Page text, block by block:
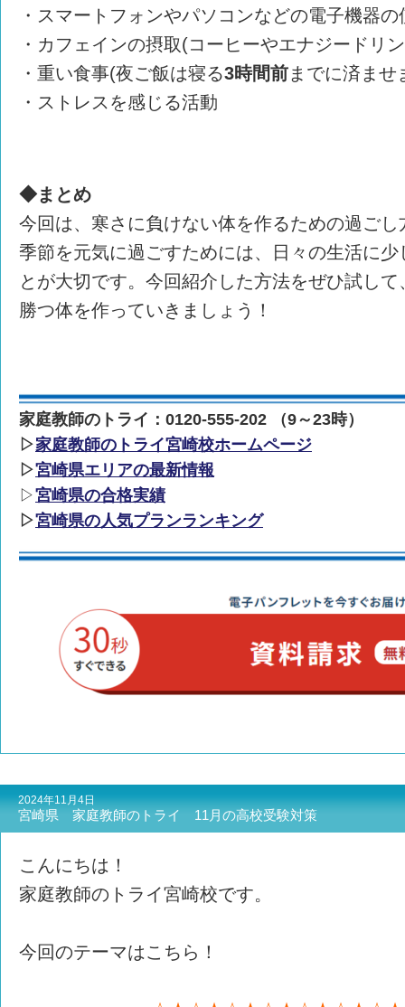
・スマートフォンやパソコンなどの電子機器の
・カフェインの摂取(コーヒーやエナジードリ
・重い食事(夜ご飯は寝る3時間前までに済ませ
・ストレスを感じる活動
◆まとめ
今回は、寒さに負けない体を作るための過ご
季節を元気に過ごすためには、日々の生活に
とが大切です。今回紹介した方法をぜひ試し
勝つ体を作っていきましょう！
家庭教師のトライ：0120-555-202 （9～23時）
▷家庭教師のトライ宮崎校ホームページ
▷宮崎県エリアの最新情報
▷宮崎県の合格実績
▷宮崎県の人気プランランキング
2024年11月4日
宮崎県 家庭教師のトライ 11月の高校受験対策
こんにちは！
家庭教師のトライ宮崎校です。
今回のテーマはこちら！